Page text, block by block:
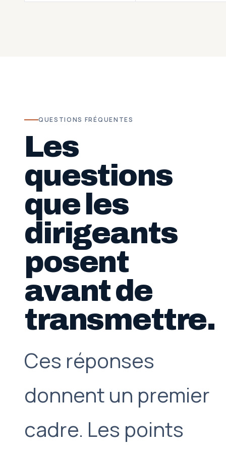
QUESTIONS FRÉQUENTES
Les
questions
que les
dirigeants
posent
avant de
transmettre.
Ces réponses
donnent un premier
cadre. Les points